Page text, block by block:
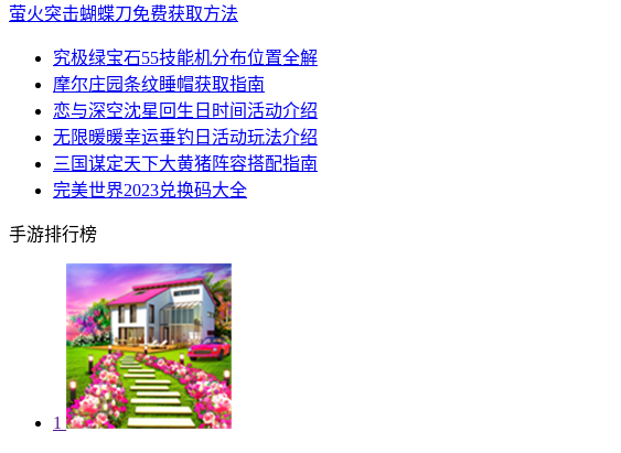
萤火突击蝴蝶刀免费获取方法
究极绿宝石55技能机分布位置全解
摩尔庄园条纹睡帽获取指南
恋与深空沈星回生日时间活动介绍
无限暖暖幸运垂钓日活动玩法介绍
三国谋定天下大黄猪阵容搭配指南
完美世界2023兑换码大全
手游排行榜
1